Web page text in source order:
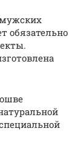
обязательно